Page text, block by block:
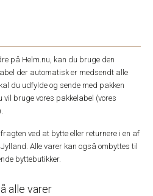
på Helm.nu, kan du bruge den
der automatisk er medsendt alle
du udfylde og sende med pakken
vil bruge vores pakkelabel (vores
ved at bytte eller returnere i en af
Alle varer kan også ombyttes til
byttebutikker.
alle varer